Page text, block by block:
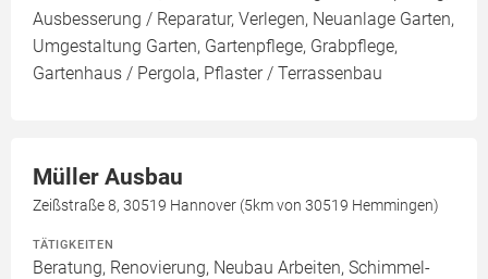
Ausbesserung / Reparatur, Verlegen, Neuanlage Garten,
Umgestaltung Garten, Gartenpflege, Grabpflege,
Gartenhaus / Pergola, Pflaster / Terrassenbau
Müller Ausbau
Zeißstraße 8, 30519 Hannover (5km von 30519 Hemmingen)
TÄTIGKEITEN
Beratung, Renovierung, Neubau Arbeiten, Schimmel-